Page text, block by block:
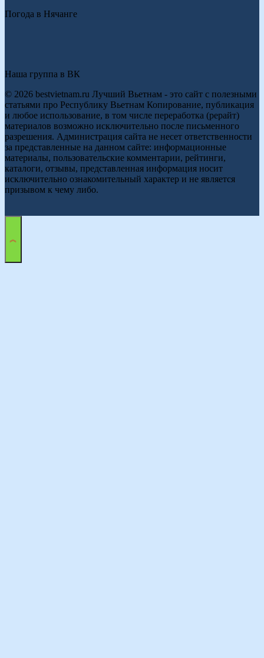
Погода в Нячанге
Наша группа в ВК
© 2026 bestvietnam.ru Лучший Вьетнам - это сайт с полезными
статьями про Республику Вьетнам Копирование, публикация
и любое использование, в том числе переработка (рерайт)
материалов возможно исключительно после письменного
разрешения. Администрация сайта не несет ответственности
за представленные на данном сайте: информационные
материалы, пользовательские комментарии, рейтинги,
каталоги, отзывы, представленная информация носит
исключительно ознакомительный характер и не является
призывом к чему либо.